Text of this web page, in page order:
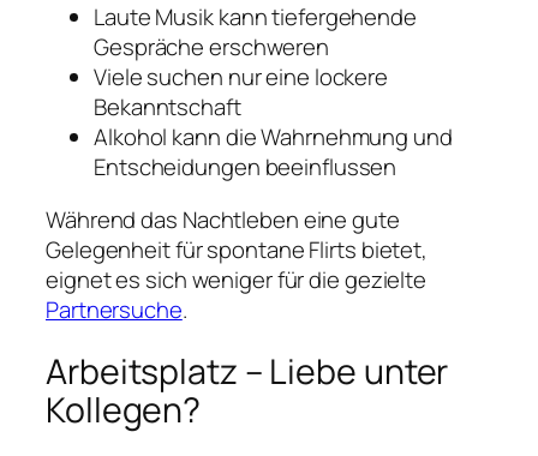
Laute Musik kann tiefergehende
Gespräche erschweren
Viele suchen nur eine lockere
Bekanntschaft
Alkohol kann die Wahrnehmung und
Entscheidungen beeinflussen
Während das Nachtleben eine gute
Gelegenheit für spontane Flirts bietet,
eignet es sich weniger für die gezielte
Partnersuche.
Arbeitsplatz – Liebe unter
Kollegen?